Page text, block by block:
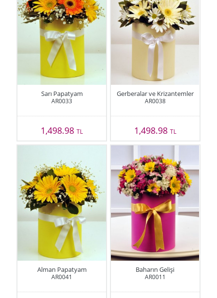
Sarı Papatyam
AR0033
1,498.98TL
Gerberalar ve Krizantemler
AR0038
1,498.98 TL
Alman Papatyam
AR0041
Baharın Gelişi
AR0011